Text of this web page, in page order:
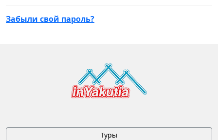
Забыли свой пароль?
Туры